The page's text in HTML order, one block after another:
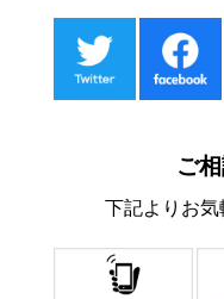
ご
下記よりお気